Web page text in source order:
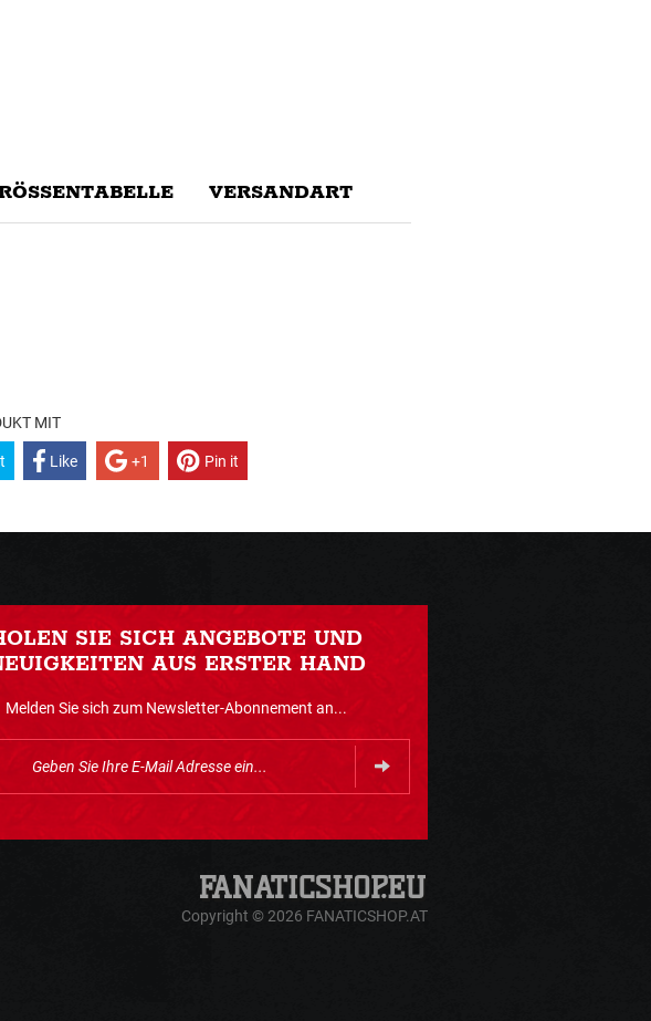
VERSANDART
MIT
Like +1 Pin it
SIE SICH ANGEBOTE UND
AUS ERSTER HAND
Melden Sie sich zum Newsletter-Abonnement an...
Copyright © 2026 FANATICSHOP.AT